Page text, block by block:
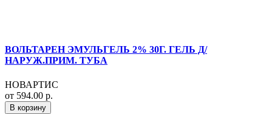
ВОЛЬТАРЕН ЭМУЛЬГЕЛЬ 2% 30Г. ГЕЛЬ Д/
НАРУЖ.ПРИМ. ТУБА
НОВАРТИС
от 594.00 р.
В корзину